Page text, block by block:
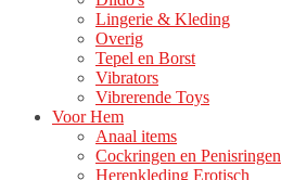
Lingerie & Kleding
Overig
Tepel en Borst
Vibrators
Vibrerende Toys
Voor Hem
Anaal items
Cockringen en Penisringen
Herenkleding Erotisch